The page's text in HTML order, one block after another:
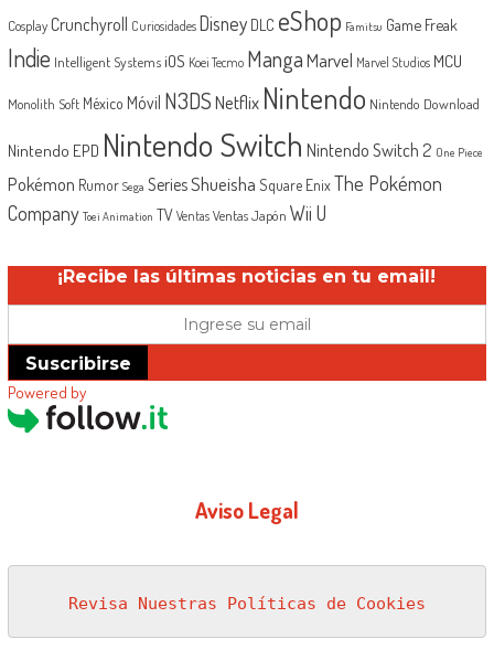
Cosplay Crunchyroll Curiosidades Disney DLC eShop Famitsu Game Freak
Indie Intelligent Systems iOS Koei Tecmo MangaMarvel Marvel Studios MCU
Monolith Soft México Móvil N3DSNetflix Nintendo Nintendo Download
Nintendo EPD Nintendo Switch Nintendo Switch 2 One Piece
Pokémon Rumor Sega SeriesShueisha Square EnixThe Pokémon
Company Toei Animation TV Ventas Ventas Japón Wii U
¡Recibe las últimas noticias en tu email!
Suscribirse
Powered by
Aviso Legal
Revisa Nuestras Políticas de Cookies